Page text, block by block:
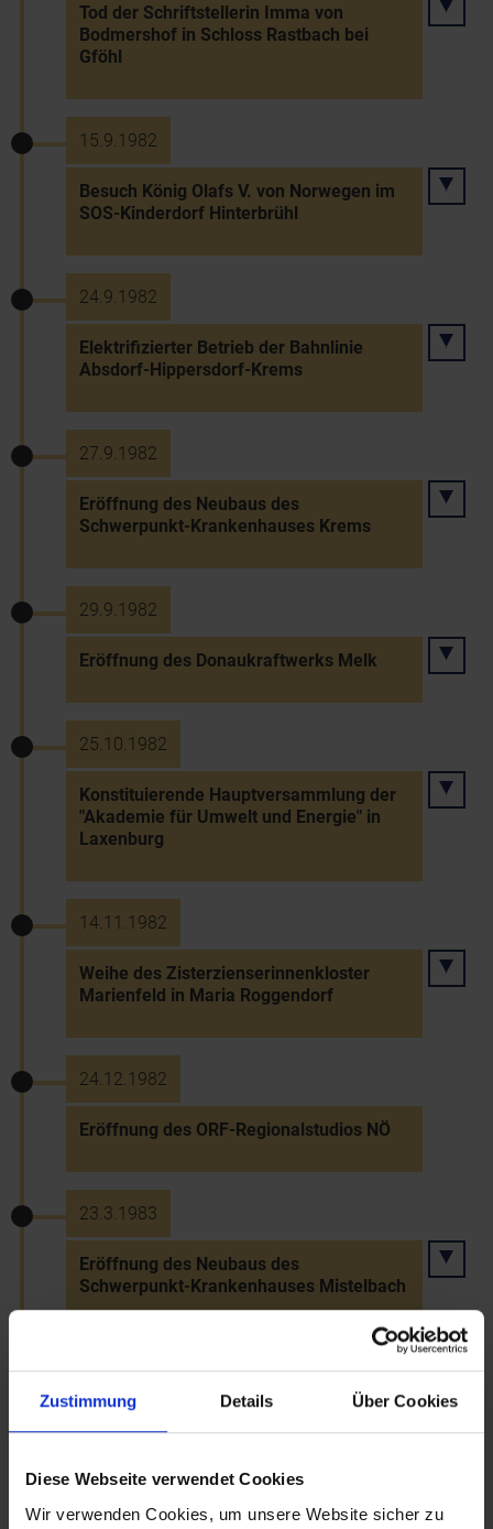
Zustimmung Details Über Cookies
Diese Webseite verwendet Cookies
Wir verwenden Cookies, um unsere Website sicher zu
Tod der Schriftstellerin Imma von
Bodmershof in Schloss Rastbach bei
Gföhl
15.9.1982
Besuch König Olafs V. von Norwegen im
SOS-Kinderdorf Hinterbrühl
24.9.1982
Elektrifizierter Betrieb der Bahnlinie
Absdorf-Hippersdorf-Krems
27.9.1982
Eröffnung des Neubaus des
Schwerpunkt-Krankenhauses Krems
29.9.1982
Eröffnung des Donaukraftwerks Melk
25.10.1982
Konstituierende Hauptversammlung der
"Akademie für Umwelt und Energie" in
Laxenburg
14.11.1982
Weihe des Zisterzienserinnenkloster
Marienfeld in Maria Roggendorf
24.12.1982
Eröffnung des ORF-Regionalstudios NÖ
23.3.1983
Eröffnung des Neubaus des
Schwerpunkt-Krankenhauses Mistelbach
24.3.1983
30.3.1983